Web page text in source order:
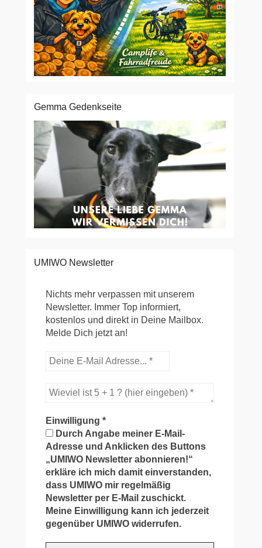
Gemma Gedenkseite
UMIWO Newsletter
Nichts mehr verpassen mit unserem
Newsletter. Immer Top informiert,
kostenlos und direkt in Deine Mailbox.
Melde Dich jetzt an!
Einwilligung*
Durch Angabe meiner E-Mail-
Adresse und Anklicken des Buttons
„UMIWO Newsletter abonnieren!“
erkläre ich mich damit einverstanden,
dass UMIWO mir regelmäßig
Newsletter per E-Mail zuschickt.
Meine Einwilligung kann ich jederzeit
gegenüber UMIWO widerrufen.